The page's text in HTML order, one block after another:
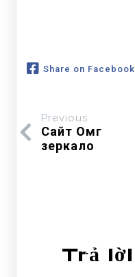
Share on Facebook
Previous
Сайт Омг
зеркало
Trả lời